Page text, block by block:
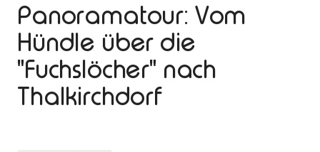
Panoramatour: Vom
Hündle über die
"Fuchslöcher" nach
Thalkirchdorf